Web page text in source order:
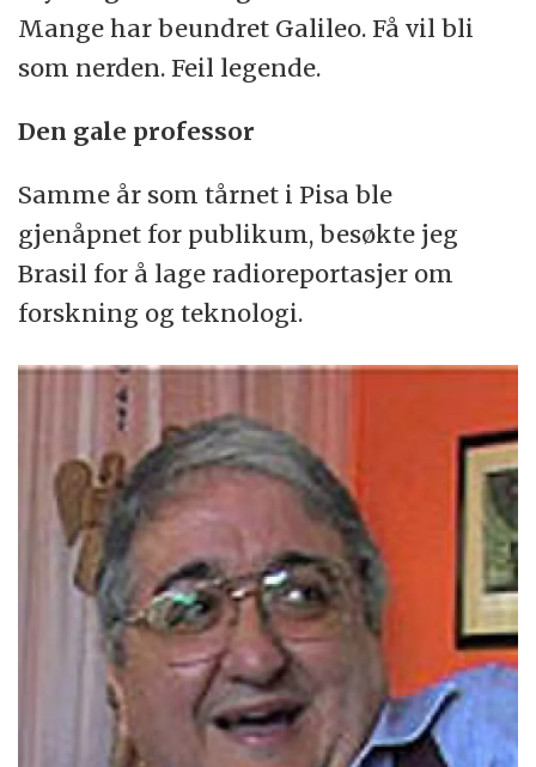
Mange har beundret Galileo. Få vil bli
som nerden. Feil legende.
Den gale professor
Samme år som tårnet i Pisa ble
gjenåpnet for publikum, besøkte jeg
Brasil for å lage radioreportasjer om
forskning og teknologi.